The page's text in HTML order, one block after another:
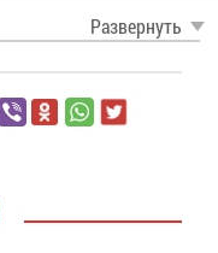
Раз­вер­нуть